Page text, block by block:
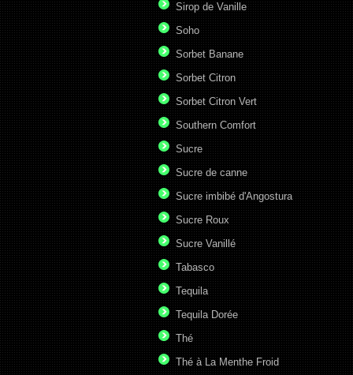
Sirop de Vanille
Soho
Sorbet Banane
Sorbet Citron
Sorbet Citron Vert
Southern Comfort
Sucre
Sucre de canne
Sucre imbibé d'Angostura
Sucre Roux
Sucre Vanillé
Tabasco
Tequila
Tequila Dorée
Thé
Thé à La Menthe Froid